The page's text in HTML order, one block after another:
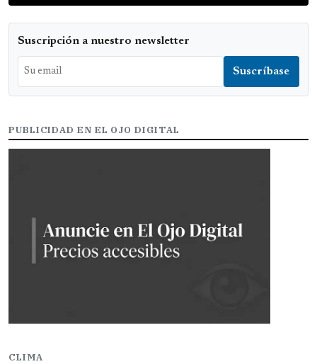
Suscripción a nuestro newsletter
PUBLICIDAD EN EL OJO DIGITAL
CLIMA